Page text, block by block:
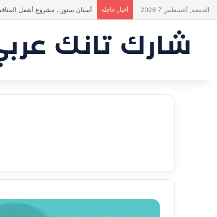
الجمعة, أغسطس 7 2026 أخبار عاجلة أسنان ستور.. مشروع أشعل